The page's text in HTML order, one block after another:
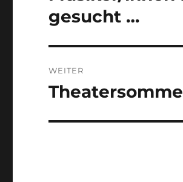
gesucht …
WEITER
Nächster